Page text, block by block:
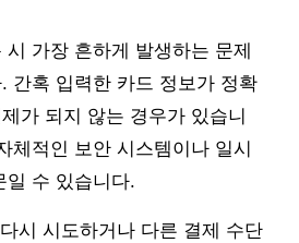
가장 흔하게 발생하는 문제
간혹 입력한 카드 정보가 정확
가 되지 않는 경우가 있습니
체적인 보안 시스템이나 일시
일 수 있습니다.
시 시도하거나 다른 결제 수단